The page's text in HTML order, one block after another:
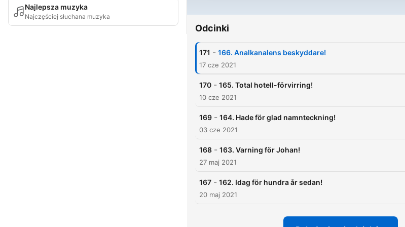
Najlepsza muzyka
Najczęściej słuchana muzyka
Odcinki
171 - 166. Analkanalens beskyddare!
17 cze 2021
170 - 165. Total hotell-förvirring!
10 cze 2021
169 - 164. Hade för glad namnteckning!
03 cze 2021
168 - 163. Varning för Johan!
27 maj 2021
167 - 162. Idag för hundra år sedan!
20 maj 2021